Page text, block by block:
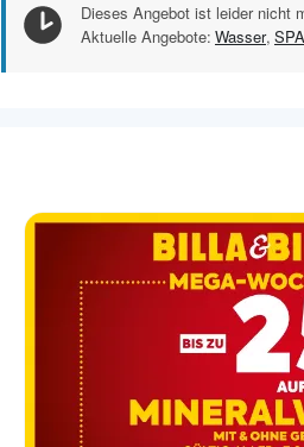
Dieses Angebot ist leider nicht
Aktuelle Angebote: Wasser,